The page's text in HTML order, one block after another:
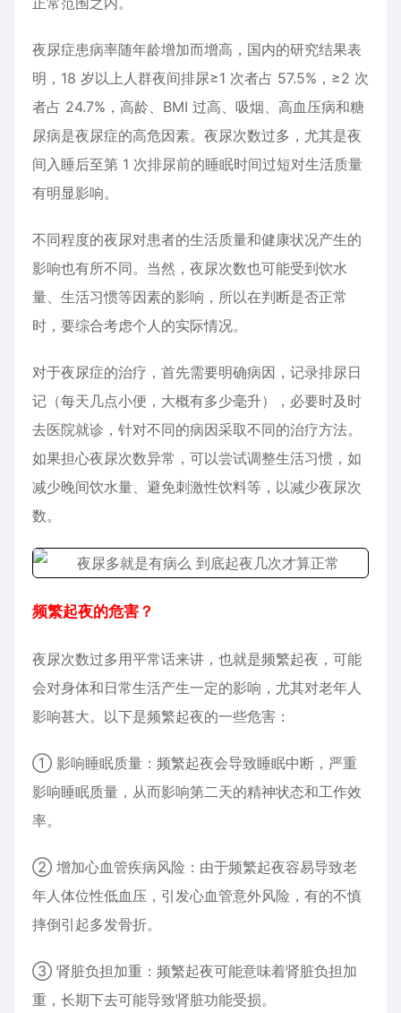
夜尿症患病率随年龄增加而增高，国内的研究结果表
明，18 岁以上人群夜间排尿≥1 次者占 57.5%，≥2 次
者占 24.7%，高龄、BMI 过高、吸烟、高血压病和糖
尿病是夜尿症的高危因素。夜尿次数过多，尤其是夜
间入睡后至第 1 次排尿前的睡眠时间过短对生活质量
有明显影响。
不同程度的夜尿对患者的生活质量和健康状况产生的
影响也有所不同。当然，夜尿次数也可能受到饮水
量、生活习惯等因素的影响，所以在判断是否正常
时，要综合考虑个人的实际情况。
对于夜尿症的治疗，首先需要明确病因，记录排尿日
记（每天几点小便，大概有多少毫升），必要时及时
去医院就诊，针对不同的病因采取不同的治疗方法。
如果担心夜尿次数异常，可以尝试调整生活习惯，如
减少晚间饮水量、避免刺激性饮料等，以减少夜尿次
数。
频繁起夜的危害？
夜尿次数过多用平常话来讲，也就是频繁起夜，可能
会对身体和日常生活产生一定的影响，尤其对老年人
影响甚大。以下是频繁起夜的一些危害：
① 影响睡眠质量：频繁起夜会导致睡眠中断，严重
影响睡眠质量，从而影响第二天的精神状态和工作效
率。
② 增加心血管疾病风险：由于频繁起夜容易导致老
年人体位性低血压，引发心血管意外风险，有的不慎
摔倒引起多发骨折。
③ 肾脏负担加重：频繁起夜可能意味着肾脏负担加
重，长期下去可能导致肾脏功能受损。